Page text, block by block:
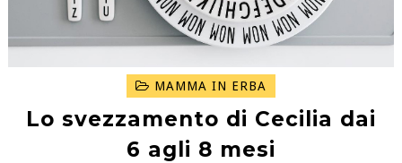
MAMMA IN ERBA
Lo svezzamento di Cecilia dai
6 agli 8 mesi